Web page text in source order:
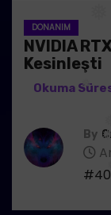
❅
❅
❅
DONANIM
NVIDIA
Kesinleşti
By